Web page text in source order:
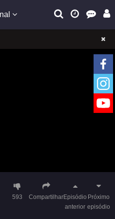
593 CompartilharEpisódio
anterior
Próximo
episódio